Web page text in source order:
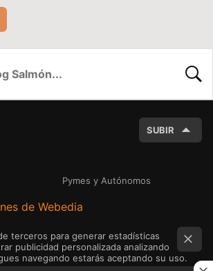
SUBIR
Pymes y Autónomos
de Webedia
terceros para generar estadísticas
publicidad personalizada analizando
navegando estarás aceptando su uso.